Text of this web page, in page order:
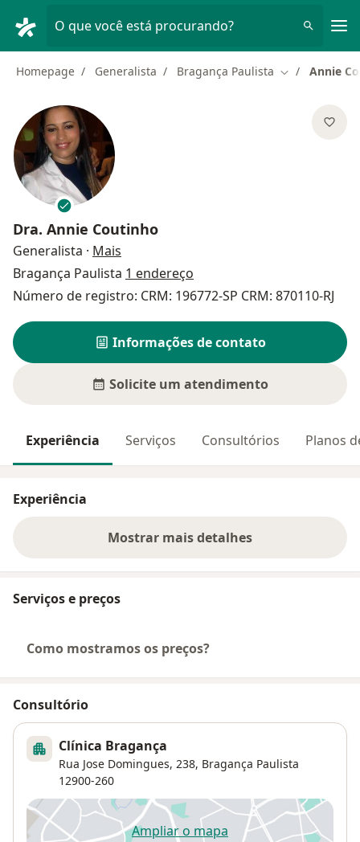
O que você está procurando?
Homepage Generalista Bragança Paulista Mudar de
Annie
Dra. Annie Coutinho
Generalista · Mais
Bragança Paulista 1 endereço
Número de registro: CRM: 196772-SP CRM: 870110-RJ
Informações de contato
Solicite um atendimento
Experiência Serviços Consultórios Planos
Experiência
Mostrar mais detalhes
sobre a experiência
Serviços e preços
Como mostramos os preços?
Consultório
Clínica Bragança
Rua Jose Domingues, 238, Bragança Paulista
12900-260
Ampliar o mapa